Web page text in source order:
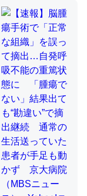
脊椎動物と貝
くしてナメク
はなぜ海にいな